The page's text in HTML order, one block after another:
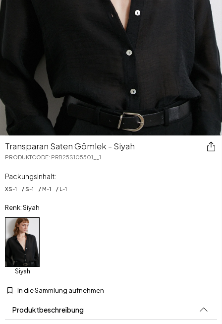
Transparan Saten Gömlek - Siyah
PRODUKTCODE: PRB25S105501__1
Packungsinhalt:
XS-1 S-1 M-1 L -1
Renk: Siyah
Siyah
In die Sammlung aufnehmen
Produktbeschreibung